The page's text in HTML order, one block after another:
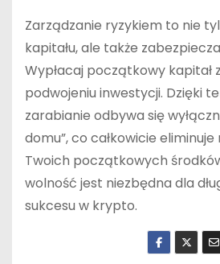
Zarządzanie ryzykiem to nie
kapitału, ale także
Wypłacaj początkowy kapitał
podwojeniu inwestycji. Dzięki
zarabianie odbywa się
domu”, co całkowicie
Twoich początkowych
wolność jest niezbędna dla
sukcesu w krypto.